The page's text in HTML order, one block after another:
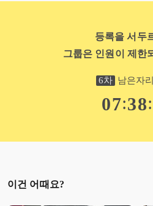
등록을 서두
그룹은 인원이 제한
6차 남은자
07:38:
이건 어때요?